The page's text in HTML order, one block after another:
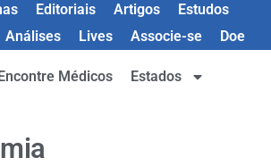
Editoriais Artigos
Estudos
Análises Lives Associe-se Doe
Médicos Estados